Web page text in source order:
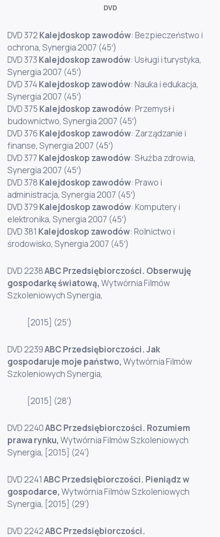
DVD
DVD 372 Kalejdoskop zawodów: Bezpieczeństwo i
ochrona, Synergia 2007 (45′)
DVD 373 Kalejdoskop zawodów: Usługi i turystyka,
Synergia 2007 (45′)
DVD 374 Kalejdoskop zawodów: Nauka i edukacja,
Synergia 2007 (45′)
DVD 375 Kalejdoskop zawodów: Przemysł i
budownictwo, Synergia 2007 (45′)
DVD 376 Kalejdoskop zawodów: Zarządzanie i
finanse, Synergia 2007 (45′)
DVD 377 Kalejdoskop zawodów: Służba zdrowia,
Synergia 2007 (45′)
DVD 378 Kalejdoskop zawodów: Prawo i
administracja, Synergia 2007 (45′)
DVD 379 Kalejdoskop zawodów: Komputery i
elektronika, Synergia 2007 (45′)
DVD 381 Kalejdoskop zawodów: Rolnictwo i
środowisko, Synergia 2007 (45′)
DVD 2238ABC Przedsiębiorczości. Obserwuję
gospodarkę światową,Wytwórnia Filmów
Szkoleniowych Synergia,
[2015] (25’)
DVD 2239ABC Przedsiębiorczości. Jak
gospodaruje moje państwo,Wytwórnia Filmów
Szkoleniowych Synergia,
[2015] (28’)
DVD 2240ABC Przedsiębiorczości. Rozumiem
prawa rynku,Wytwórnia Filmów Szkoleniowych
Synergia, [2015] (24’)
DVD 2241 ABC Przedsiębiorczości. Pieniądz w
gospodarce,Wytwórnia Filmów Szkoleniowych
Synergia, [2015] (29’)
DVD 2242ABC Przedsiębiorczości.